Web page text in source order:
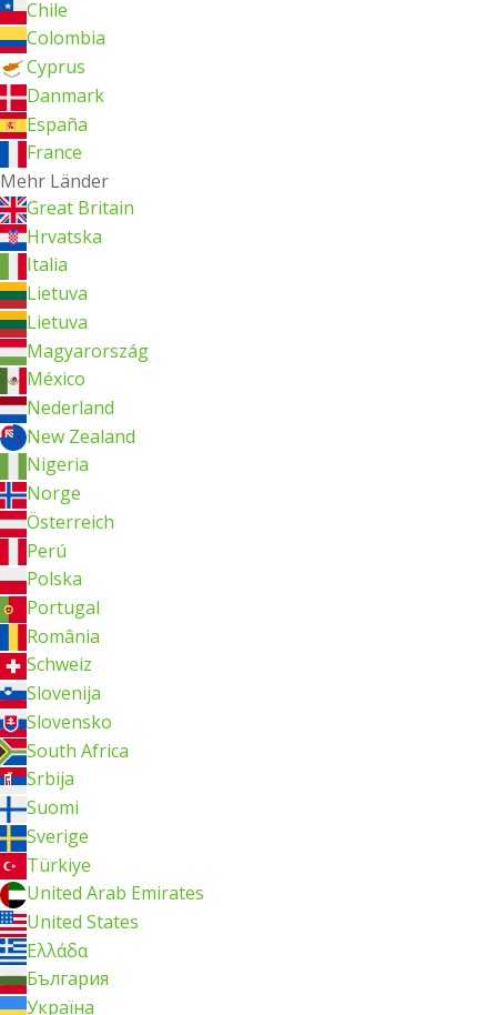
Chile
Colombia
Cyprus
Danmark
España
France
Mehr Länder
Great Britain
Hrvatska
Italia
Lietuva
Lietuva
Magyarország
México
Nederland
New Zealand
Nigeria
Norge
Österreich
Perú
Polska
Portugal
România
Schweiz
Slovenija
Slovensko
South Africa
Srbija
Suomi
Sverige
Türkiye
United Arab Emirates
United States
Ελλάδα
България
Україна